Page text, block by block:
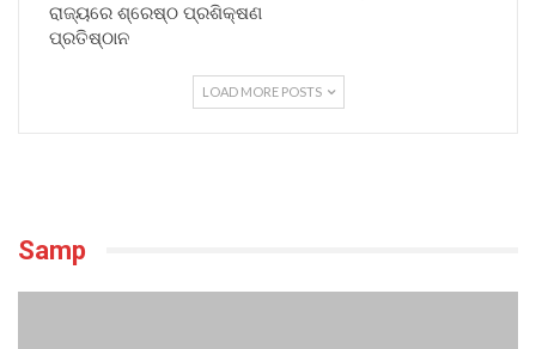
ରାଜ୍ୟରେ ଶ୍ରେଷ୍ଠ ପ୍ରଶିକ୍ଷଣ
ପ୍ରତିଷ୍ଠାନ
LOAD MORE POSTS
Samp